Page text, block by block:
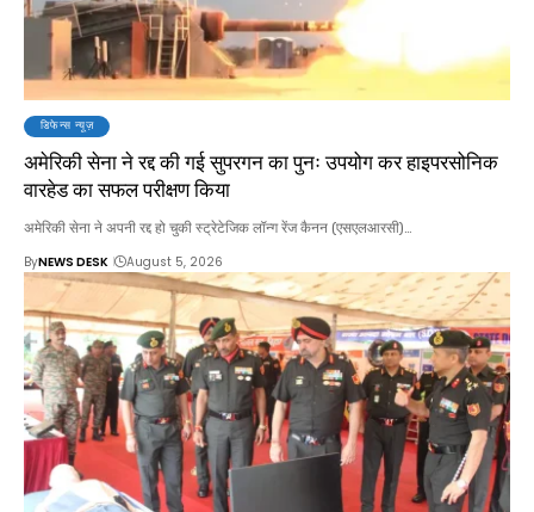
डिफेन्स न्यूज़
अमेरिकी सेना ने रद्द की गई सुपरगन का पुनः उपयोग कर हाइपरसोनिक
वारहेड का सफल परीक्षण किया
अमेरिकी सेना ने अपनी रद्द हो चुकी स्ट्रेटेजिक लॉन्ग रेंज कैनन (एसएलआरसी)…
ByNEWS DESK August 5, 2026